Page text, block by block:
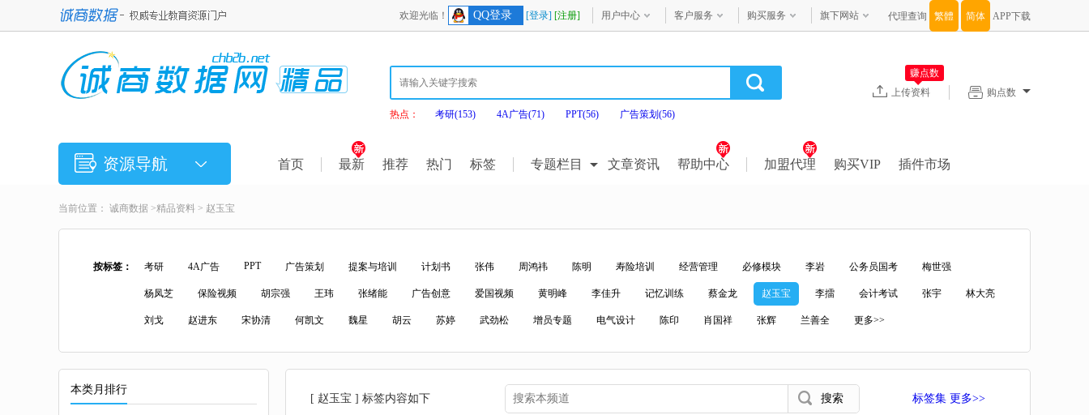
欢迎光临！ QQ登录 [登录] [注册] 用户中心 客户服务 购买服务 旗下网站 代理查询 APP下载
热点： 考研(153) 4A广告(71) PPT(56) 广告策划(56)
购点数
上传资料
赚点数
资源导航 首页 最新 推荐 热门 标签 专题栏目 文章资讯 帮助中心 加盟代理 购买VIP 插件市场
当前位置： 诚商数据 >精品资料 > 赵玉宝
按标签： 考研 4A广告 PPT 广告策划 提案与培训 计划书 张伟 周鸿祎 陈明 寿险培训 经营管理 必修模块 李岩 公务员国考 梅世强
杨凤芝 保险视频 胡宗强 王玮 张绪能 广告创意 爱国视频 黄明峰 李佳升 记忆训练 蔡金龙 赵玉宝 李擂 会计考试 张宇 林大亮
刘戈 赵进东 宋协清 何凯文 魏星 胡云 苏婷 武劲松 增员专题 电气设计 陈印 肖国祥 张辉 兰善全 更多>>
本类月排行
[ 赵玉宝 ] 标签内容如下 标签集 更多>>